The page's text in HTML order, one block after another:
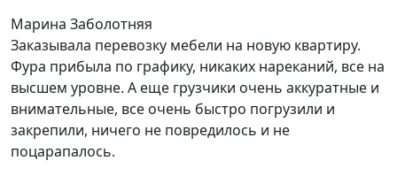
Марина Заболотняя
Заказывала перевозку мебели на новую квартиру.
Фура прибыла по графику, никаких нареканий, все на
высшем уровне. А еще грузчики очень аккуратные и
внимательные, все очень быстро погрузили и
закрепили, ничего не повредилось и не
поцарапалось.